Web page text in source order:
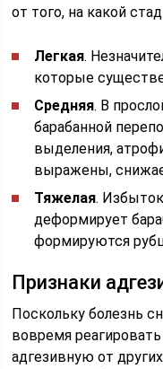
от того, на какой
Легкая.
которые
Средняя. В
барабанной
выделения,
выражены,
Тяжелая.
деформирует
формируются
Признаки
Поскольку болезнь
вовремя
адгезивную от